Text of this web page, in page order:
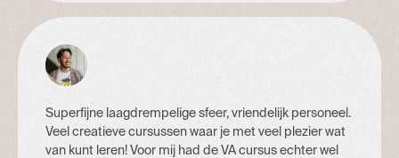
Superfijne laagdrempelige sfeer, vriendelijk personeel.
Veel creatieve cursussen waar je met veel plezier wat
van kunt leren! Voor mij had de VA cursus echter wel